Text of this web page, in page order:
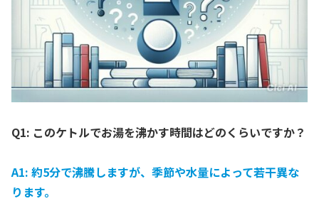
Q1: このケトルでお湯を沸かす時間はどのくらいですか？
A1: 約5分で沸騰しますが、季節や水量によって若干異な
ります。